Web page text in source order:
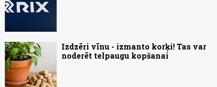
Izdzēri vīnu - izmanto korķi! Tas var
noderēt telpaugu kopšanai